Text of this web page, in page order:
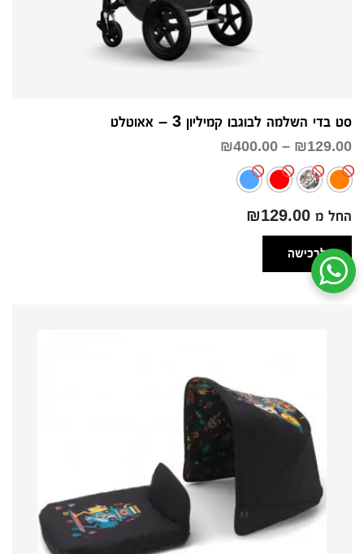
סט בדי השלמה לבוגבו קמיליון 3 – אאוטלט
₪129.00
–
₪400.00
החל מ ₪129.00
לרכישה
שיחת ווטסאפ עם שירות הלקוחות